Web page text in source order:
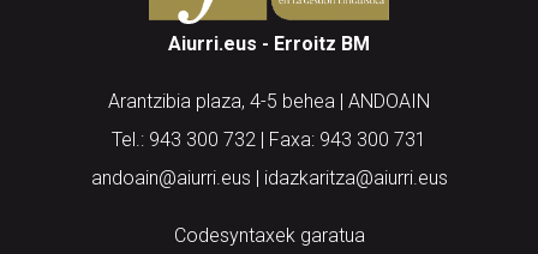
Aiurri.eus - Erroitz BM
Arantzibia plaza, 4-5 behea | ANDOAIN
Tel.: 943 300 732 | Faxa: 943 300 731
andoain@aiurri.eus | idazkaritza@aiurri.eus
Codesyntaxek garatua